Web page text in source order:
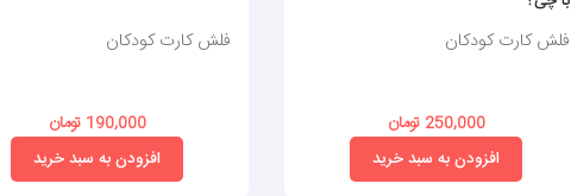
فلش کارت کودکان
250,000 تومان
افزودن به سبد خرید
فلش کارت کودکان
190,000 تومان
افزودن به سبد خرید